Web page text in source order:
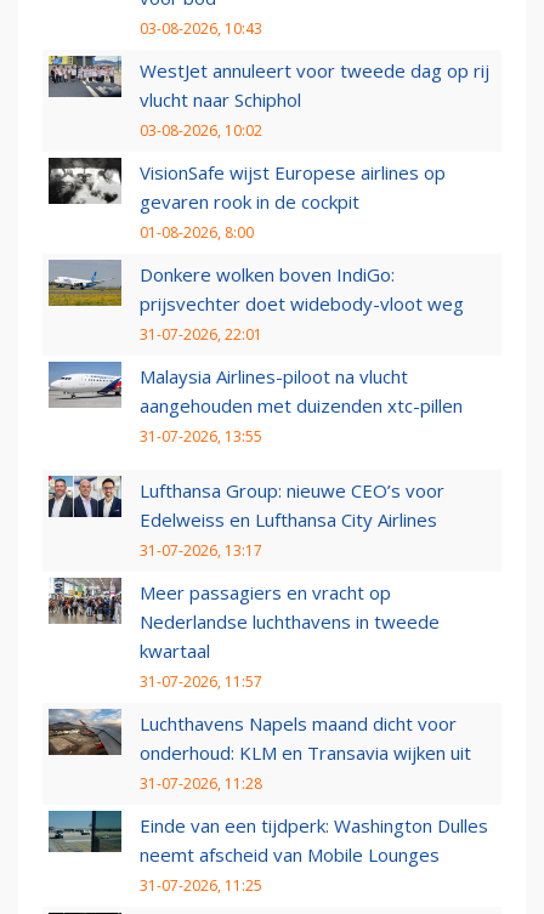
03-08-2026, 10:43
WestJet annuleert voor tweede dag op rij
vlucht naar Schiphol
03-08-2026, 10:02
VisionSafe wijst Europese airlines op
gevaren rook in de cockpit
01-08-2026, 8:00
Donkere wolken boven IndiGo:
prijsvechter doet widebody-vloot weg
31-07-2026, 22:01
Malaysia Airlines-piloot na vlucht
aangehouden met duizenden xtc-pillen
31-07-2026, 13:55
Lufthansa Group: nieuwe CEO’s voor
Edelweiss en Lufthansa City Airlines
31-07-2026, 13:17
Meer passagiers en vracht op
Nederlandse luchthavens in tweede
kwartaal
31-07-2026, 11:57
Luchthavens Napels maand dicht voor
onderhoud: KLM en Transavia wijken uit
31-07-2026, 11:28
Einde van een tijdperk: Washington Dulles
neemt afscheid van Mobile Lounges
31-07-2026, 11:25